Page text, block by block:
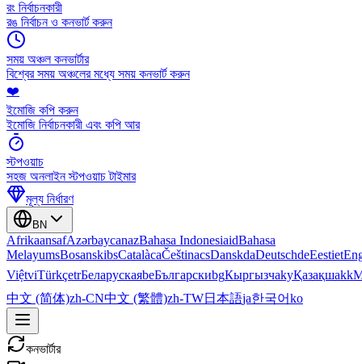
রং নির্বাচনকারী
রঙ নির্বাচন ও কনভার্ট করুন
সময় অঞ্চল কনভার্টার
বিশ্বের সময় অঞ্চলের মধ্যে সময় কনভার্ট করুন
❤️
ইমোজি কপি করুন
ইমোজি নির্বাচনকারী এবং কপি আর
স্টপওয়াচ
সহজ অনলাইন স্টপওয়াচ টাইমার
মূল্য নির্ধারণ
BN
AfrikaansafAzərbaycanazBahasa IndonesiaidBahasa
MelayumsBosanskibsCatalàcaČeštinacsDanskdaDeutschdeEestiet
ViệtviTürkçetrБеларускаяbeБългарскиbgКыргызчаkyҚазақшаkk
中文 (简体)zh-CN中文 (繁體)zh-TW日本語ja한국어ko
কনভার্টার